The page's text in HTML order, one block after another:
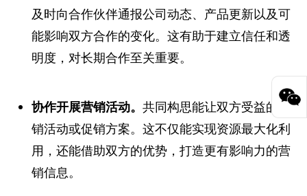
及时向合作伙伴通报公司动态、产品更新以及可
能影响双方合作的变化。这有助于建立信任和透
明度，对长期合作至关重要。
协作开展营销活动。 共同构思能让双方受益的营
销活动或促销方案。这不仅能实现资源最大化利
用，还能借助双方的优势，打造更有影响力的营
销信息。